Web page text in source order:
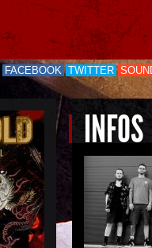
FACEBOOK TWITTER
INFOS